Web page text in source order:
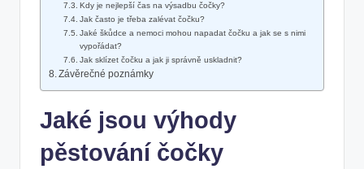
Kdy je nejlepší čas na výsadbu čočky?
Jak často je třeba zalévat čočku?
Jaké škůdce a nemoci mohou napadat čočku a jak se s nimi
vypořádat?
Jak sklízet čočku a jak ji správně uskladnit?
Závěrečné poznámky
Jaké jsou výhody
pěstování čočky